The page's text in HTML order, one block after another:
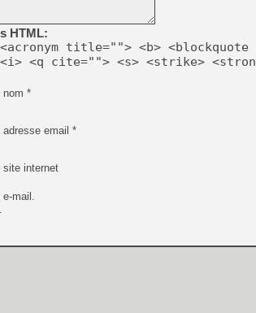
[GK] No More Room in
[GK] Un chatbot Atelier
[GK] Mémoire cash -
[GK] Nvidia : le prix des
[GK] Suikoden Star Leap
[Mo5] La mini borne
[GK] Atari renoue avec
[GK] Le studio de FIFA
[GK] La PlayStation 1 en
[GK] Dawn of War 4 : les
[GK] Mémoire cash -
HTML:
title=""> <b> <blockquote
<i> <q cite=""> <s> <strike>
nom *
adresse email *
site internet
e-mail.